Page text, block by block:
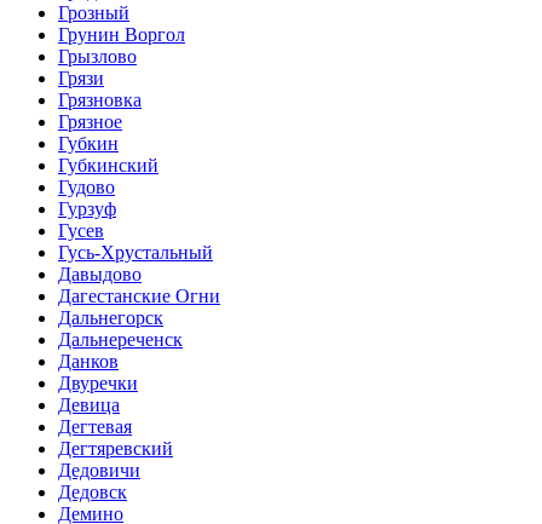
Грозный
Грунин Воргол
Грызлово
Грязи
Грязновка
Грязное
Губкин
Губкинский
Гудово
Гурзуф
Гусев
Гусь-Хрустальный
Давыдово
Дагестанские Огни
Дальнегорск
Дальнереченск
Данков
Двуречки
Девица
Дегтевая
Дегтяревский
Дедовичи
Дедовск
Демино